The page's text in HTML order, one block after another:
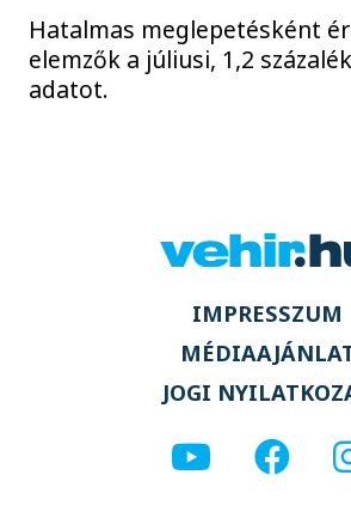
Hatalmas meglepetésként
elemzők a júliusi, 1,2
adatot.
IMPRESSZUM
JOGI